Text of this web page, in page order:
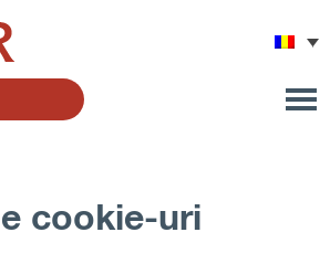
cookie-uri